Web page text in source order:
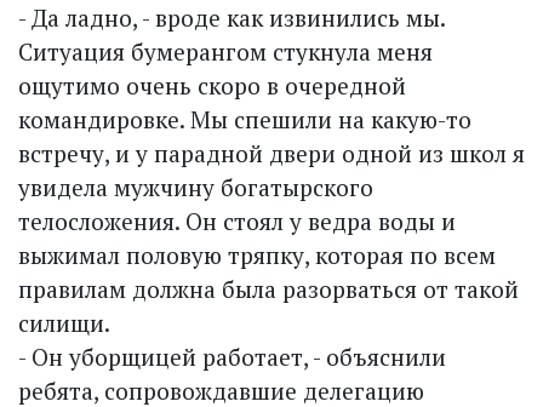
- Да ладно, - вроде как извинились мы.
Ситуация бумерангом стукнула меня
ощутимо очень скоро в очередной
командировке. Мы спешили на какую-то
встречу, и у парадной двери одной из школ я
увидела мужчину богатырского
телосложения. Он стоял у ведра воды и
выжимал половую тряпку, которая по всем
правилам должна была разорваться от такой
силищи.
- Он уборщицей работает, - объяснили
ребята, сопровождавшие делегацию